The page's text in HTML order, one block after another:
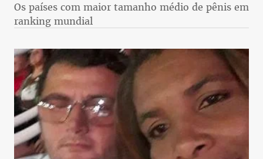
Os países com maior tamanho médio de pênis em
ranking mundial